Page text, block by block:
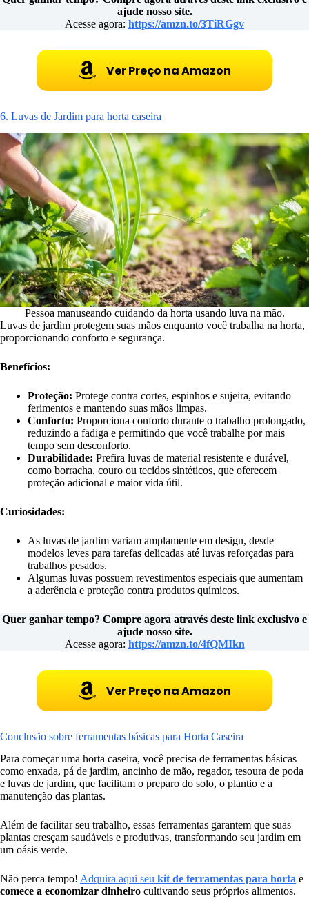
ajude nosso site.
Acesse agora: https://amzn.to/3TiRGgv
Ver Preço na Amazon
6. Luvas de Jardim para horta caseira
Pessoa manuseando cuidando da horta usando luva na mão.
Luvas de jardim protegem suas mãos enquanto você trabalha na horta,
proporcionando conforto e segurança.
Benefícios:
Proteção: Protege contra cortes, espinhos e sujeira, evitando
ferimentos e mantendo suas mãos limpas.
Conforto: Proporciona conforto durante o trabalho prolongado,
reduzindo a fadiga e permitindo que você trabalhe por mais
tempo sem desconforto.
Durabilidade: Prefira luvas de material resistente e durável,
como borracha, couro ou tecidos sintéticos, que oferecem
proteção adicional e maior vida útil.
Curiosidades:
As luvas de jardim variam amplamente em design, desde
modelos leves para tarefas delicadas até luvas reforçadas para
trabalhos pesados.
Algumas luvas possuem revestimentos especiais que aumentam
a aderência e proteção contra produtos químicos.
Quer ganhar tempo? Compre agora através deste link exclusivo e
ajude nosso site.
Acesse agora: https://amzn.to/4fQMIkn
Ver Preço na Amazon
Conclusão sobre ferramentas básicas para Horta Caseira
Para começar uma horta caseira, você precisa de ferramentas básicas
como enxada, pá de jardim, ancinho de mão, regador, tesoura de poda
e luvas de jardim, que facilitam o preparo do solo, o plantio e a
manutenção das plantas.
Além de facilitar seu trabalho, essas ferramentas garantem que suas
plantas cresçam saudáveis e produtivas, transformando seu jardim em
um oásis verde.
Não perca tempo! Adquira aqui seu kit de ferramentas para horta e
comece a economizar dinheiro cultivando seus próprios alimentos.